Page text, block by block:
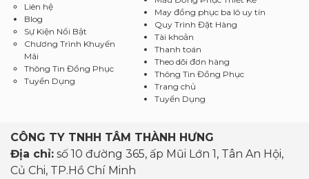
Liên hệ
Blog
Sự Kiện Nổi Bật
Chương Trình Khuyến
Mãi
Thông Tin Đồng Phục
Tuyển Dụng
May đồng phục ba lô uy tín
Quy Trình Đặt Hàng
Tài khoản
Thanh toán
Theo dõi đơn hàng
Thông Tin Đồng Phục
Trang chủ
Tuyển Dụng
CÔNG TY TNHH TÂM THÀNH HƯNG
Địa chỉ: số 10 đường 365, ấp Mũi Lớn 1, Tân An Hội,
Củ Chi, TP.Hồ Chí Minh